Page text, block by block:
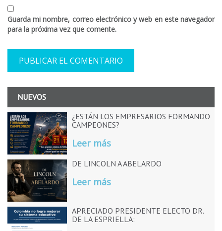
Guarda mi nombre, correo electrónico y web en este navegador
para la próxima vez que comente.
NUEVOS
¿ESTÁN LOS EMPRESARIOS FORMANDO
CAMPEONES?
Leer más
DE LINCOLN A ABELARDO
Leer más
APRECIADO PRESIDENTE ELECTO DR.
DE LA ESPRIELLA: